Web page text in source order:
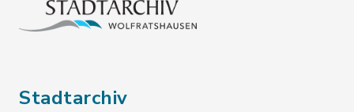
Stadtarchiv